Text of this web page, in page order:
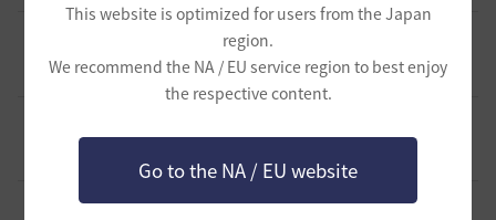
This website is optimized for users from the Japan
region.
We recommend the NA / EU service region to best enjoy
the respective content.
Go to the NA / EU website
【PvE】伝承ウィッチ無限コンボの引用【覚醒ウィッチ/伝承
ウィザード/覚醒ウサ】※3/31更新
0 6.1K アイシャハル-日本 2026.03.10
ル錬成）／スキル特化／小技まとめ（2026/02）
3.7K 片倉優樹VT 2026.02.27
コルセアの奪われた歴史 黒い砂漠史上１ではないだろ